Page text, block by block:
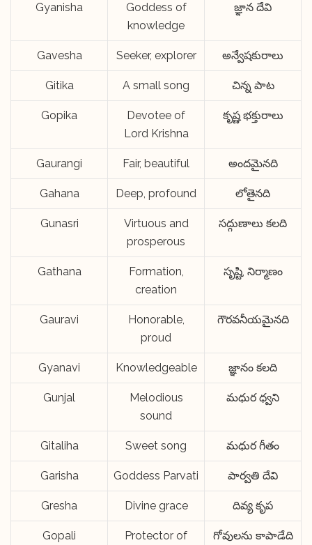
Gyanisha
Goddess of
knowledge
జ్ఞాన దేవి
Gavesha Seeker, explorer అన్వేషకురాలు
Gitika A small song చిన్న పాట
Gopika
Devotee of
Lord Krishna
కృష్ణ భక్తురాలు
Gaurangi Fair, beautiful అందమైనది
Gahana Deep, profound లోతైనది
Gunasri
Virtuous and
prosperous
సద్గుణాలు కలది
Gathana
Formation,
creation
సృష్టి, నిర్మాణం
Gauravi
Honorable,
proud
గౌరవనీయమైనది
Gyanavi Knowledgeable జ్ఞానం కలది
Gunjal
Melodious
sound
మధుర ధ్వని
Gitaliha Sweet song మధుర గీతం
Garisha Goddess Parvati పార్వతి దేవి
Gresha Divine grace దివ్య కృప
Gopali
Protector of
గోవులను కాపాడేది